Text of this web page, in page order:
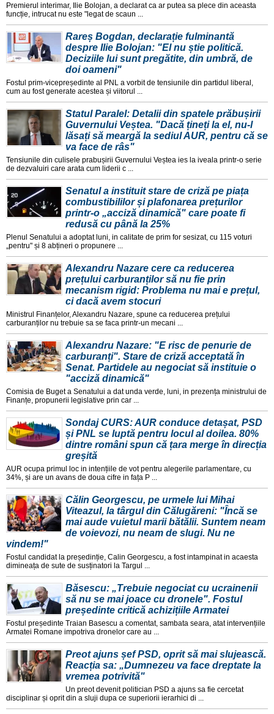
Premierul interimar, Ilie Bolojan, a declarat ca ar putea sa plece din aceasta
funcție, intrucat nu este "legat de scaun ...
Rareș Bogdan, declarație fulminantă
despre Ilie Bolojan: "El nu știe politică.
Deciziile lui sunt pregătite, din umbră, de
doi oameni"
Fostul prim-vicepreședinte al PNL a vorbit de tensiunile din partidul liberal,
cum au fost generate acestea și viitorul ...
Statul Paralel: Detalii din spatele prăbușirii
Guvernului Veștea. "Dacă țineți la el, nu-l
lăsați să meargă la sediul AUR, pentru că se
va face de râs"
Tensiunile din culisele prabușirii Guvernului Veștea ies la iveala printr-o serie
de dezvaluiri care arata cum liderii c ...
Senatul a instituit stare de criză pe piața
combustibililor și plafonarea prețurilor
printr-o „acciză dinamică" care poate fi
redusă cu până la 25%
Plenul Senatului a adoptat luni, in calitate de prim for sesizat, cu 115 voturi
„pentru" și 8 abțineri o propunere ...
Alexandru Nazare cere ca reducerea
prețului carburanților să nu fie prin
mecanism rigid: Problema nu mai e prețul,
ci dacă avem stocuri
Ministrul Finanțelor, Alexandru Nazare, spune ca reducerea prețului
carburanților nu trebuie sa se faca printr-un mecani ...
Alexandru Nazare: "E risc de penurie de
carburanți". Stare de criză acceptată în
Senat. Partidele au negociat să instituie o
"acciză dinamică"
Comisia de Buget a Senatului a dat unda verde, luni, in prezența ministrului de
Finanțe, propunerii legislative prin car ...
Sondaj CURS: AUR conduce detașat, PSD
și PNL se luptă pentru locul al doilea. 80%
dintre români spun că țara merge în direcția
greșită
AUR ocupa primul loc in intențiile de vot pentru alegerile parlamentare, cu
34%, și are un avans de doua cifre in fața P ...
Călin Georgescu, pe urmele lui Mihai
Viteazul, la târgul din Călugăreni: "Încă se
mai aude vuietul marii bătălii. Suntem neam
de voievozi, nu neam de slugi. Nu ne
vindem!"
Fostul candidat la președinție, Calin Georgescu, a fost intampinat in acaesta
dimineața de sute de susținatori la Targul ...
Băsescu: „Trebuie negociat cu ucrainenii
să nu se mai joace cu dronele". Fostul
președinte critică achizițiile Armatei
Fostul președinte Traian Basescu a comentat, sambata seara, atat intervențiile
Armatei Romane impotriva dronelor care au ...
Preot ajuns șef PSD, oprit să mai slujească.
Reacția sa: „Dumnezeu va face dreptate la
vremea potrivită"
Un preot devenit politician PSD a ajuns sa fie cercetat
disciplinar și oprit din a sluji dupa ce superiorii ierarhici di ...